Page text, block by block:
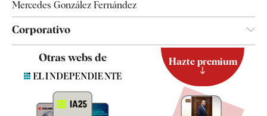
Mercedes González Fernández
Corporativo
Contacto
Otras webs de Hazte premium